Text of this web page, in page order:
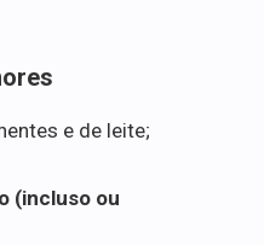
e de leite;
(incluso ou